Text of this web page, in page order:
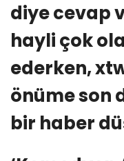
diye cevap
hayli çok
ederken,
önüme son
bir haber